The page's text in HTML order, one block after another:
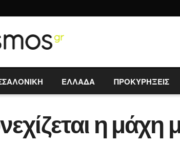
ΕΛΛΑΔΑ ΠΡΟΚΥΡΗΞΕΙΣ
η μάχη